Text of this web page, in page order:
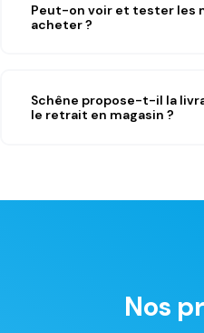
Peut-on voir et tester les
acheter ?
Schêne propose-t-il la
le retrait en magasin ?
Nos